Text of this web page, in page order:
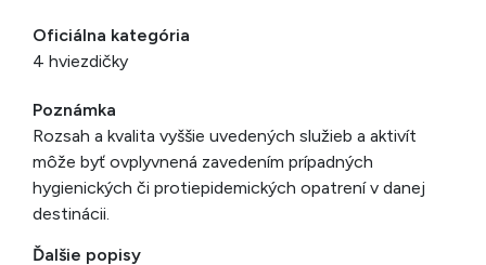
Oficiálna kategória
4 hviezdičky
Poznámka
Rozsah a kvalita vyššie uvedených služieb a aktivít
môže byť ovplyvnená zavedením prípadných
hygienických či protiepidemických opatrení v danej
destinácii.
Ďalšie popisy